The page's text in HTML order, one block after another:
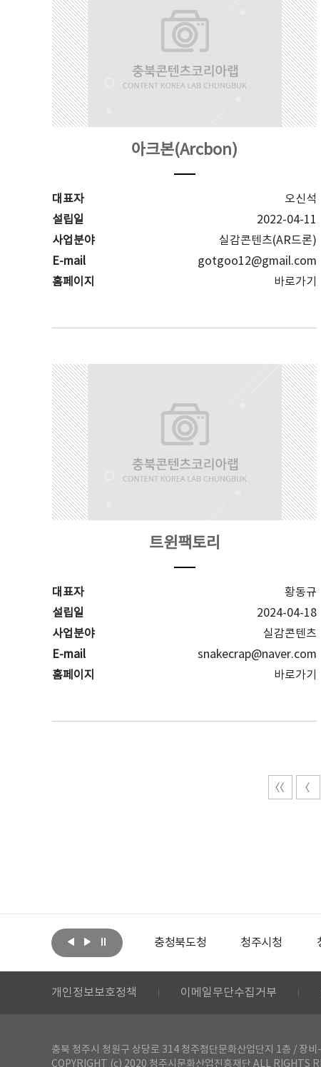
아크본(Arcbon)
대표자
오신석
설립일
2022-04-11
사업분야
실감콘텐츠(AR드론)
E-mail
gotgoo12@gmail.com
홈페이지
바로가기
트윈팩토리
대표자
황동규
설립일
2024-04-18
사업분야
실감콘텐츠
E-mail
snakecrap@naver.com
홈페이지
바로가기
문화체육관광부 충청북도청 청주시청
개인정보보호정책 이메일무단수집거부
충북 청주시 청원구 상당로 314 청주첨단문화산업단지 1층 /
COPYRIGHT (c) 2020 청주시문화산업진흥재단 ALL RIGHTS